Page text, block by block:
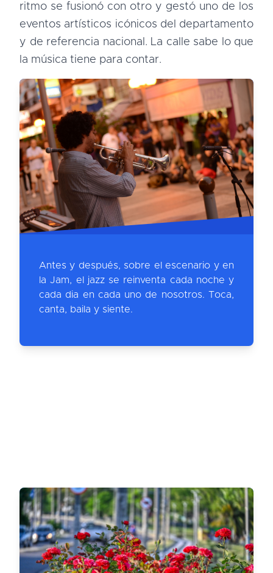
ritmo se fusionó con otro y gestó uno de los
eventos artísticos icónicos del departamento
y de referencia nacional. La calle sabe lo que
la música tiene para contar.
Antes y después, sobre el escenario y en
la Jam, el jazz se reinventa cada noche y
cada dia en cada uno de nosotros. Toca,
canta, baila y siente.